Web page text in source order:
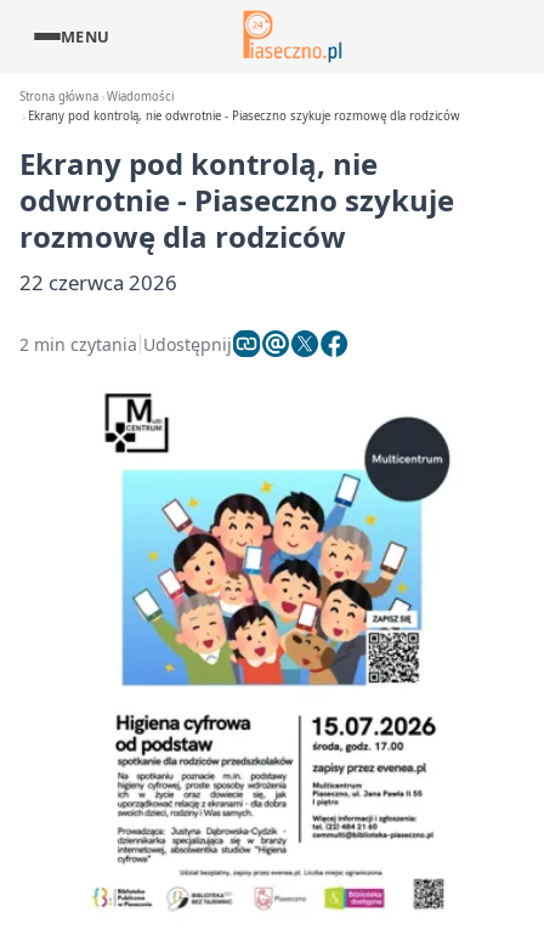
MENU
Strona główna Wiadomości
Ekrany pod kontrolą, nie odwrotnie - Piaseczno szykuje rozmowę dla rodziców
Ekrany pod kontrolą, nie
odwrotnie - Piaseczno szykuje
rozmowę dla rodziców
22 czerwca 2026
2 min czytania Udostępnij